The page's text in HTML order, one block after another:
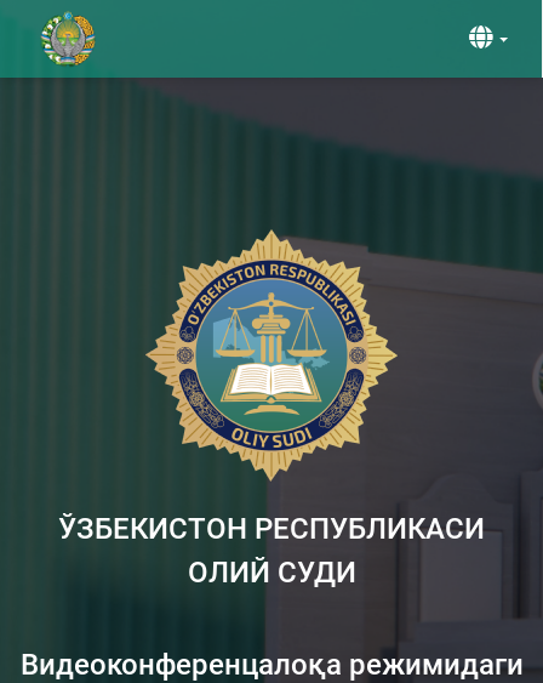
ЎЗБЕКИСТОН РЕСПУБЛИКАСИ
ОЛИЙ СУДИ
Видеоконференцалоқа режимидаги